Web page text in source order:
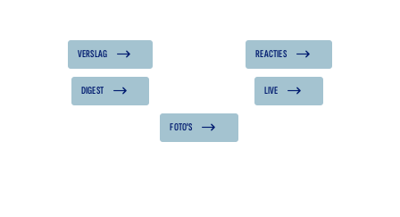
VERSLAG REACTIES
DIGEST LIVE
FOTO'S